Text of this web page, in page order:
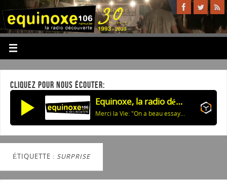
CLIQUEZ POUR NOUS ÉCOUTER:
Equinoxe, la radio découverte
Merci la Vie: "On a beau essayer d'enseigner les bonnes manières aux enfants, ils continuent de faire comme nous."
ÉTIQUETTE : SURPRISE